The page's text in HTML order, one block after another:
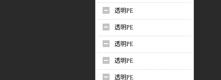
透明PE
透明PE
透明PE
透明PE
透明PE